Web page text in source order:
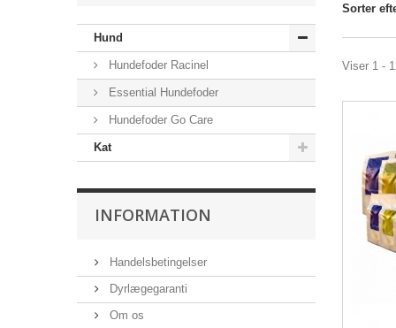
Hund
Hundefoder Racinel
Essential Hundefoder
Hundefoder Go Care
Kat
INFORMATION
Handelsbetingelser
Dyrlægegaranti
Om os
Sorter
Viser 1 -